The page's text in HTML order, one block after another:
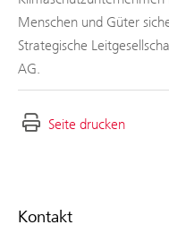
Kontakt
Menschen und Güter
Strategische
AG.
Seite drucken